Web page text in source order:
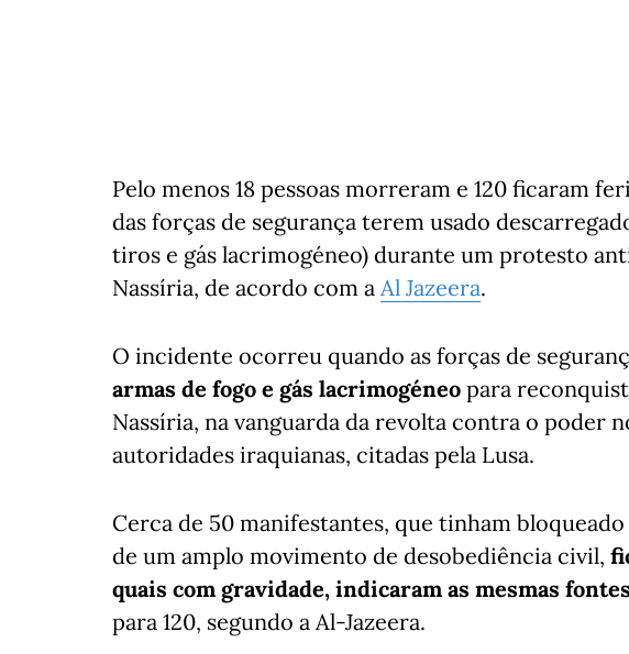
Pelo menos 18 pessoas morreram e 120 ficaram
das forças de segurança terem usado
tiros e gás lacrimogéneo) durante um protesto
Nassíria, de acordo com a Al Jazeera.
O incidente ocorreu quando as forças de
armas de fogo e gás lacrimogéneo para
Nassíria, na vanguarda da revolta contra o poder
autoridades iraquianas, citadas pela Lusa.
Cerca de 50 manifestantes, que tinham
de um amplo movimento de desobediência civil,
quais com gravidade, indicaram as mesmas
para 120, segundo a Al-Jazeera.